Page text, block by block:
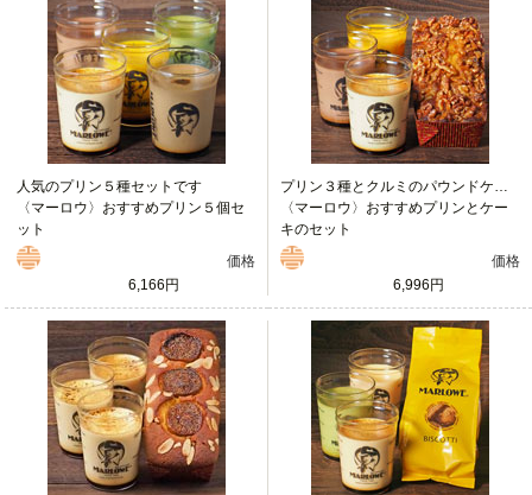
人気のプリン５種セットです
〈マーロウ〉おすすめプリン５個セ
ット
価格
6,166円
プリン３種とクルミのパウンドケーキ
〈マーロウ〉おすすめプリンとケー
キのセット
価格
6,996円